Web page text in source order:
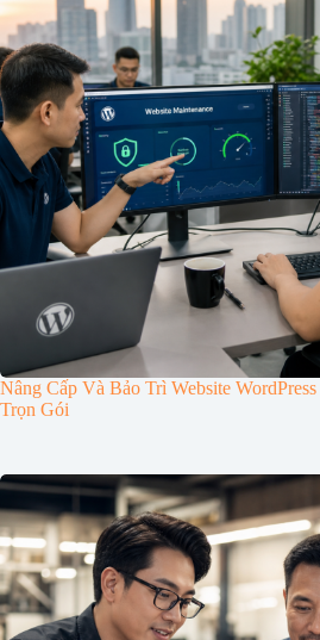
Nâng Cấp Và Bảo Trì Website
Trọn Gói